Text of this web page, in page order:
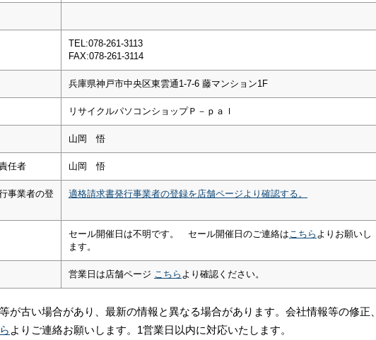
TEL:078-261-3113
FAX:078-261-3114
兵庫県神戸市中央区東雲通1-7-6 藤マンション1F
リサイクルパソコンショップＰ－ｐａｌ
山岡 悟
任者 山岡 悟
事業者の登
適格請求書発行事業者の登録を店舗ページより確認する。
セール開催日は不明です。 セール開催日のご連絡は こちら よりお願いし
ます。
営業日は店舗ページ こちら より確認ください。
が古い場合があり、最新の情報と異なる場合があります。会社情報等の修正、
よりご連絡お願いします。1営業日以内に対応いたします。